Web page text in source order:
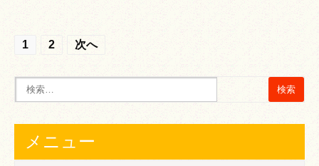
投
の
ビ
1 2 次へ
メニュー